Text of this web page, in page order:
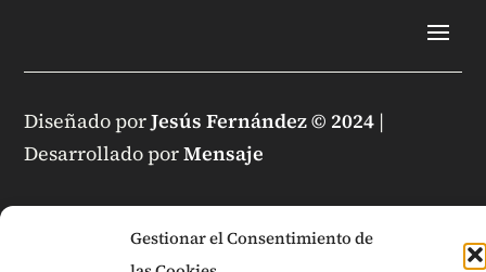
Gestionar el Consentimiento de
Diseñado porJesús Fernández © 2024 |
Desarrollado porMensaje